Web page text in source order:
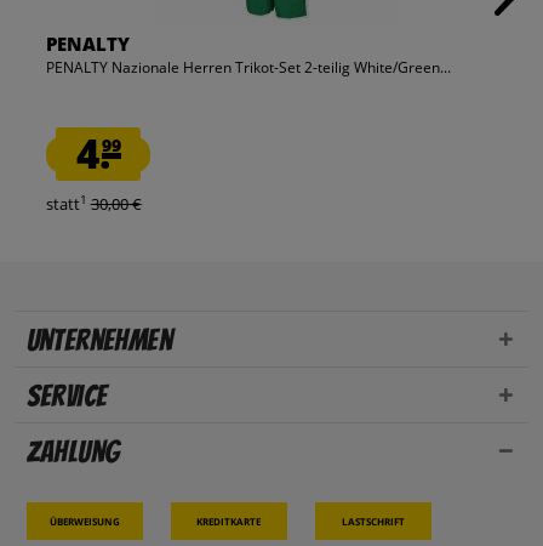
PENALTY
PENALTY Nazionale Herren Trikot-Set 2-teilig White/Green...
4.99
statt1 30,00 €
Unternehmen
Service
Zahlung
Überweisung Kreditkarte Lastschrift